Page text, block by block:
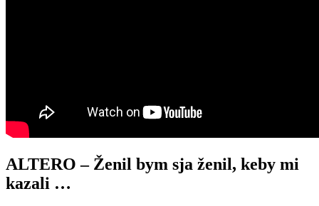
ALTERO – Ženil bym sja ženil, keby mi
kazali …